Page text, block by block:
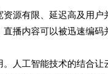
源有限、延迟高及用
播内容可以被迅速编
人工智能技术的结合